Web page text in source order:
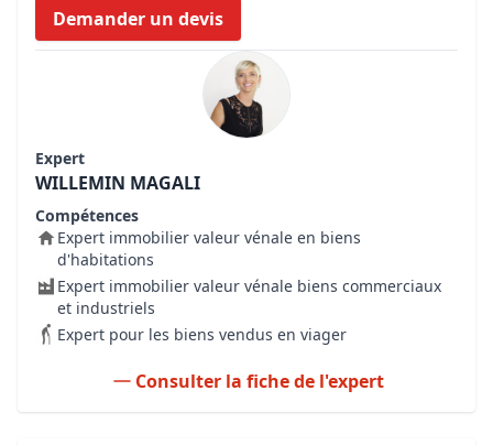
Demander un devis
Expert
WILLEMIN MAGALI
Compétences
Expert immobilier valeur vénale en biens
d'habitations
Expert immobilier valeur vénale biens commerciaux
et industriels
Expert pour les biens vendus en viager
Consulter la fiche de l'expert